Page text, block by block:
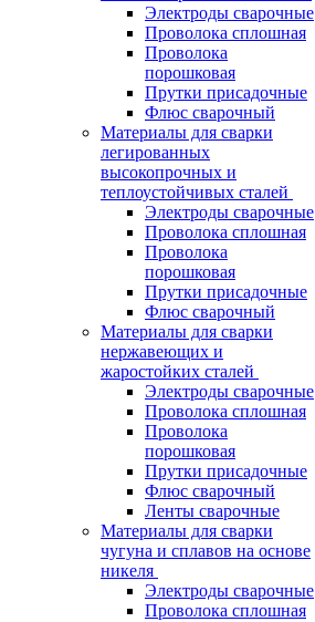
Электроды сварочные
Проволока сплошная
Проволока
порошковая
Прутки присадочные
Флюс сварочный
Материалы для сварки
легированных
высокопрочных и
теплоустойчивых сталей
Электроды сварочные
Проволока сплошная
Проволока
порошковая
Прутки присадочные
Флюс сварочный
Материалы для сварки
нержавеющих и
жаростойких сталей
Электроды сварочные
Проволока сплошная
Проволока
порошковая
Прутки присадочные
Флюс сварочный
Ленты сварочные
Материалы для сварки
чугуна и сплавов на основе
никеля
Электроды сварочные
Проволока сплошная